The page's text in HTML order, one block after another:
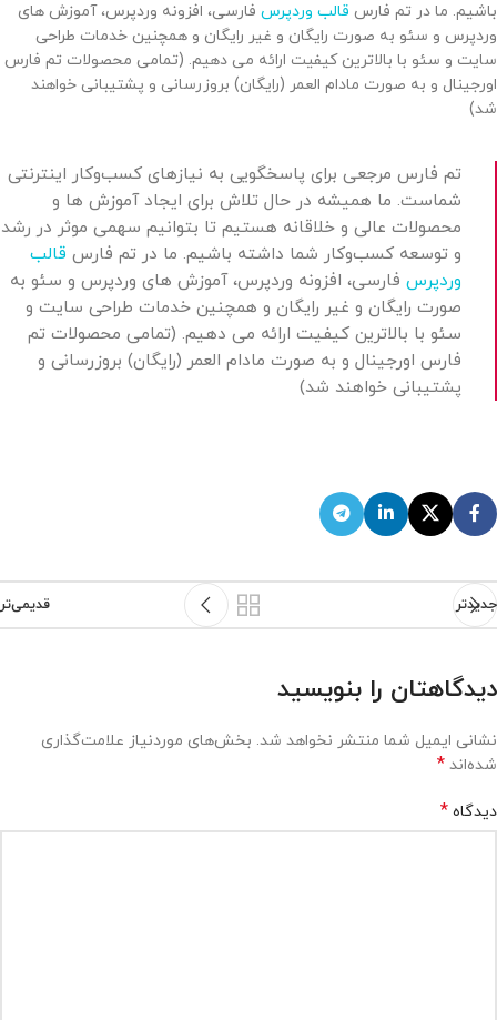
باشیم. ما در تم فارس قالب وردپرس فارسی، افزونه وردپرس، آموزش های
وردپرس و سئو به صورت رایگان و غیر رایگان و همچنین خدمات طراحی
سایت و سئو با بالاترین کیفیت ارائه می دهیم. (تمامی محصولات تم فارس
اورجینال و به صورت مادام العمر (رایگان) بروزرسانی و پشتیبانی خواهند
شد)
تم فارس مرجعی برای پاسخگویی به نیازهای کسب‌وکار اینترنتی
شماست. ما همیشه در حال تلاش برای ایجاد آموزش ها و
محصولات عالی و خلاقانه هستیم تا بتوانیم سهمی موثر در رشد
و توسعه کسب‌وکار شما داشته باشیم. ما در تم فارس قالب
وردپرس فارسی، افزونه وردپرس، آموزش های وردپرس و سئو به
صورت رایگان و غیر رایگان و همچنین خدمات طراحی سایت و
سئو با بالاترین کیفیت ارائه می دهیم. (تمامی محصولات تم
فارس اورجینال و به صورت مادام العمر (رایگان) بروزرسانی و
پشتیبانی خواهند شد)
جدیدتر قدیمی‌تر
دیدگاهتان را بنویسید
نشانی ایمیل شما منتشر نخواهد شد. بخش‌های موردنیاز علامت‌گذاری
شده‌اند *
دیدگاه *